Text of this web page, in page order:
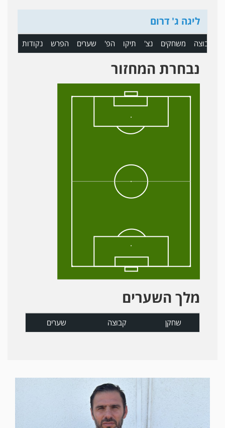
ליגה ג' דרום
קבוצה משחקים נצ' תיקו הפ' שערים הפרש נקודות
נבחרת המחזור
מלך השערים
שחקן קבוצה שערים